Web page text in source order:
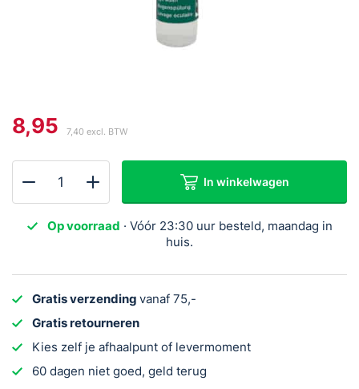
8,95 7,40 excl. BTW
250
aantal
In winkelwagen
Op voorraad · Vóór 23:30 uur besteld, maandag in
huis.
Gratis verzending vanaf 75,-
Gratis retourneren
Kies zelf je afhaalpunt of levermoment
60 dagen niet goed, geld terug